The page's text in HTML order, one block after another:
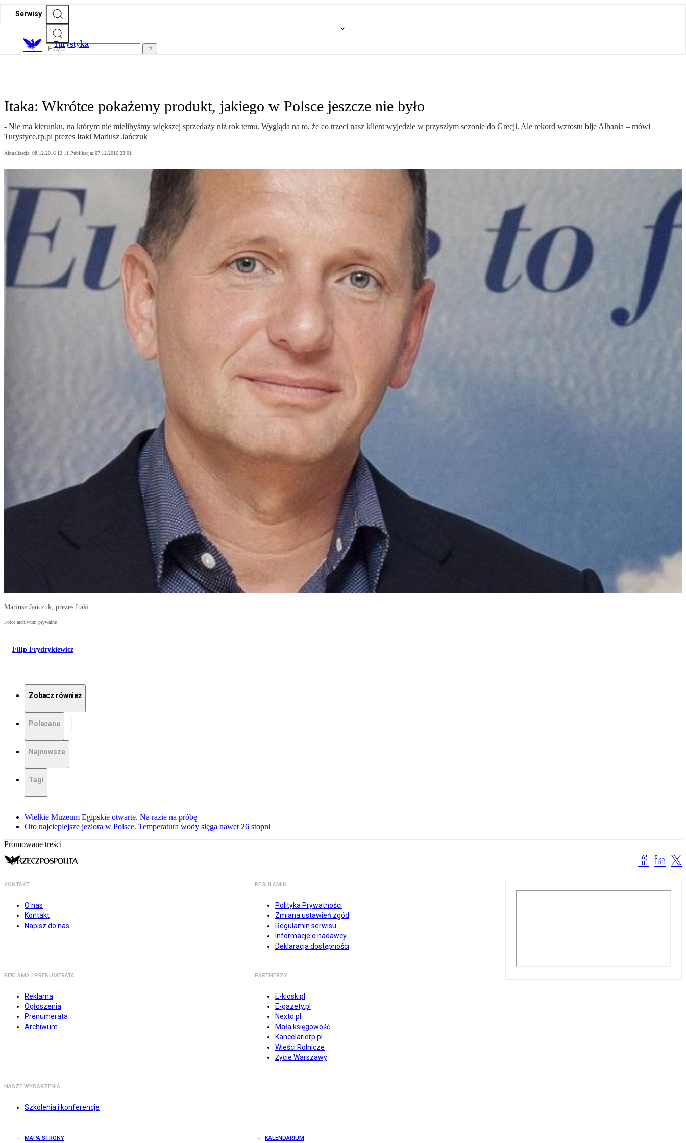
Serwisy
Turystyka
Itaka: Wkrótce pokażemy produkt, jakiego w Polsce jeszcze nie było
- Nie ma kierunku, na którym nie mielibyśmy większej sprzedaży niż rok temu. Wygląda na to, że co trzeci nasz klient wyjedzie w przyszłym sezonie do Grecji. Ale rekord wzrostu bije Albania – mówi
Turystyce.rp.pl prezes Itaki Mariusz Jańczuk
Aktualizacja: 08.12.2016 12:11 Publikacja: 07.12.2016 23:01
Mariusz Jańczuk, prezes Itaki
Foto: archiwum prywatne
Filip Frydrykiewicz
Zobacz również
Polecane
Najnowsze
Tagi
Wielkie Muzeum Egipskie otwarte. Na razie na próbę
Oto najcieplejsze jeziora w Polsce. Temperatura wody sięga nawet 26 stopni
Promowane treści
KONTAKT
O nas
Kontakt
Napisz do nas
REGULAMIN
Polityka Prywatności
Zmiana ustawień zgód
Regulamin serwisu
Informacje o nadawcy
Deklaracja dostępności
REKLAMA I PRENUMERATA
Reklama
Ogłoszenia
Prenumerata
Archiwum
PARTNERZY
E-kiosk.pl
E-gazety.pl
Nexto.pl
Mała księgowość
Kancelarierp.pl
Wieści Rolnicze
Życie Warszawy
NASZE WYDARZENIA
Szkolenia i konferencje
MAPA STRONY KALENDARIUM